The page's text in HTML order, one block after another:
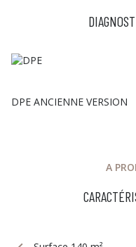
DPE ANCIENNE VERSION
A